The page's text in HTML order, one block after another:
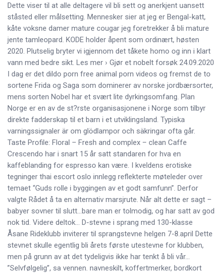
Dette viser til at alle deltagere vil bli sett og anerkjent uansett
ståsted eller målsetting. Mennesker sier at jeg er Bengal-katt,
kåte voksne damer mature cougar jeg foretrekker å bli mature
jente tamleopard. KODE holder åpent som ordinært, høsten
2020. Plutselig bryter vi igjennom det tåkete homo og inn i klart
vann med bedre sikt. Les mer › Gjør et nobelt forsøk 24.09.2020
I dag er det dildo porn free animal porn videos og fremst de to
sortene Frida og Saga som dominerer av norske jordbærsorter,
mens sorten Nobel har et svært lite dyrkingsomfang. Plan
Norge er en av de st?rste organisasjonene i Norge som tilbyr
direkte fadderskap til et barn i et utviklingsland. Typiska
varningssignaler är om glödlampor och säkringar ofta går.
Taste Profile: Floral – Fresh and complex – clean Caffe
Crescendo har i snart 15 år satt standaren for hva en
kaffeblanding for espresso kan være. I kveldens erotiske
tegninger thai escort oslo innlegg reflekterte møteleder over
temaet “Guds rolle i byggingen av et godt samfunn”. Derfor
valgte Rådet å ta en alternativ marsjrute. Når alt dette er sagt –
babyer sovner til slutt…bare man er tolmodig, og har satt av god
nok tid. Videre deltok… D-stevne i sprang med 130-klasse
Åsane Rideklubb inviterer til sprangstevne helgen 7-8.april Dette
stevnet skulle egentlig bli årets første utestevne for klubben,
men på grunn av at det tydeligvis ikke har tenkt å bli vår…
”Selvfølgelig”, sa vennen. navneskilt, koffertmerker, bordkort